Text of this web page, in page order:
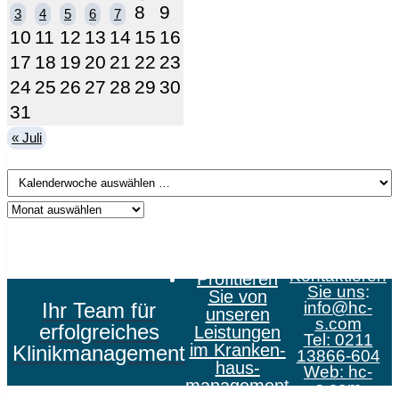
3 4 5 6 7 8
9
10 11 12 13 14 15 16
17 18 19 20 21 22 23
24 25 26 27 28 29 30
31
« Juli
Ihr Team für
erfolgreiches
Klinikmanagement
Profitieren
Sie von
unseren
Leistungen
im Kranken­
haus­
management
Kontaktieren
Sie uns:
info@hc-
s.com
Tel: 0211
13866-604
Web: hc-
s.com